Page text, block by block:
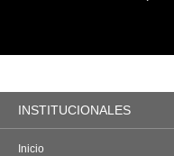
INSTITUCIONALES
Inicio